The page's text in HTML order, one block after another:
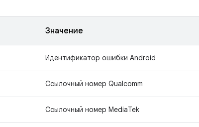
Значение
Идентификатор ошибки Android
Ссылочный номер Qualcomm
Ссылочный номер MediaTek